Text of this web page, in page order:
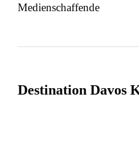
Medienschaffende
Destination Davos